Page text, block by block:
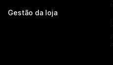
Gestão da loja